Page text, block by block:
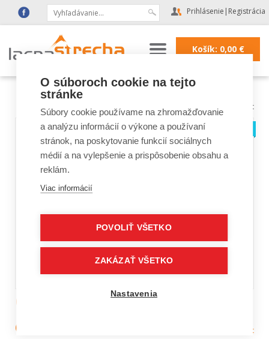
Prihlásenie | Registrácia
Košík: 0,00€
Lacná strecha|Strešné okná FAKRO, VELUX
Ovládanie okien a rolet
Ovládacia tyč ZCZ 080K na
okná GGL/GGU
Ovládanie okien a rolet
O súboroch cookie na tejto
stránke
Súbory cookie používame na zhromažďovanie
a analýzu informácií o výkone a používaní
stránok, na poskytovanie funkcií sociálnych
médií a na vylepšenie a prispôsobenie obsahu a
reklám.
Viac informácií
POVOLIŤ VŠETKO
ZAKÁZAŤ VŠETKO
Nastavenia